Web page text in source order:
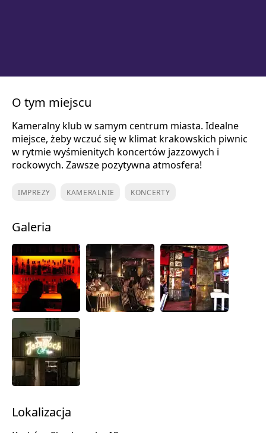
O tym miejscu
Kameralny klub w samym centrum miasta. Idealne
miejsce, żeby wczuć się w klimat krakowskich piwnic
w rytmie wyśmienitych koncertów jazzowych i
rockowych. Zawsze pozytywna atmosfera!
IMPREZY KAMERALNIE KONCERTY
Galeria
Lokalizacja